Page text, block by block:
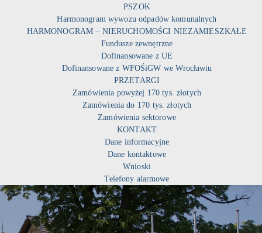
PSZOK
Harmonogram wywozu odpadów komunalnych
HARMONOGRAM – NIERUCHOMOŚCI NIEZAMIESZKAŁE
Fundusze zewnętrzne
Dofinansowane z UE
Dofinansowane z WFOŚiGW we Wrocławiu
PRZETARGI
Zamówienia powyżej 170 tys. złotych
Zamówienia do 170 tys. złotych
Zamówienia sektorowe
KONTAKT
Dane informacyjne
Dane kontaktowe
Wnioski
Telefony alarmowe